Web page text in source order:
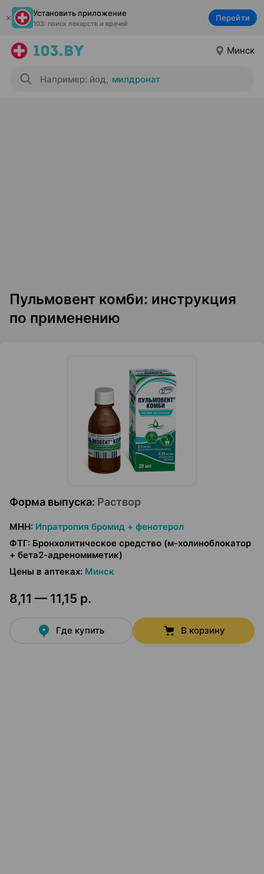
Установить приложение
103: поиск лекарств и врачей
Перейти
Минск
Например: йод, милдронат
Пульмовент комби: инструкция
по применению
Форма выпуска: Раствор
МНН: Ипратропия бромид + фенотерол
ФТГ: Бронхолитическое средство (м-холиноблокатор
+ бета2-адреномиметик)
Цены в аптеках: Минск
8,11 — 11,15 р.
Где купить В корзину